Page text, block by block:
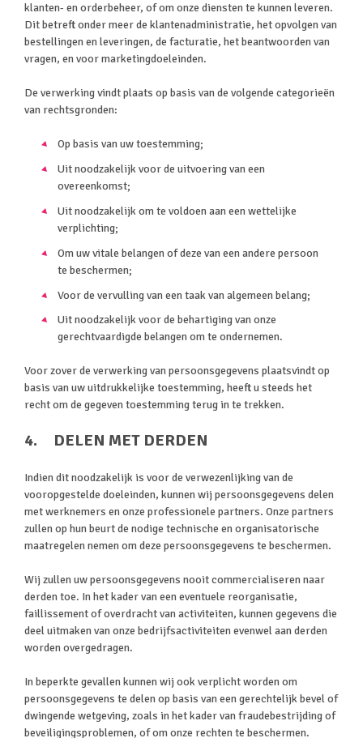
klanten- en orderbeheer, of om onze diensten te kunnen leveren.
Dit betreft onder meer de klantenadministratie, het opvolgen van
bestellingen en leveringen, de facturatie, het beantwoorden van
vragen, en voor marketingdoeleinden.
De verwerking vindt plaats op basis van de volgende categorieën
van rechtsgronden:
Op basis van uw toestemming;
Uit noodzakelijk voor de uitvoering van een
overeenkomst;
Uit noodzakelijk om te voldoen aan een wettelijke
verplichting;
Om uw vitale belangen of deze van een andere persoon
te beschermen;
Voor de vervulling van een taak van algemeen belang;
Uit noodzakelijk voor de behartiging van onze
gerechtvaardigde belangen om te ondernemen.
Voor zover de verwerking van persoonsgegevens plaatsvindt op
basis van uw uitdrukkelijke toestemming, heeft u steeds het
recht om de gegeven toestemming terug in te trekken.
4. DELEN MET DERDEN
Indien dit noodzakelijk is voor de verwezenlijking van de
vooropgestelde doeleinden, kunnen wij persoonsgegevens delen
met werknemers en onze professionele partners. Onze partners
zullen op hun beurt de nodige technische en organisatorische
maatregelen nemen om deze persoonsgegevens te beschermen.
Wij zullen uw persoonsgegevens nooit commercialiseren naar
derden toe. In het kader van een eventuele reorganisatie,
faillissement of overdracht van activiteiten, kunnen gegevens die
deel uitmaken van onze bedrijfsactiviteiten evenwel aan derden
worden overgedragen.
In beperkte gevallen kunnen wij ook verplicht worden om
persoonsgegevens te delen op basis van een gerechtelijk bevel of
dwingende wetgeving, zoals in het kader van fraudebestrijding of
beveiligingsproblemen, of om onze rechten te beschermen.